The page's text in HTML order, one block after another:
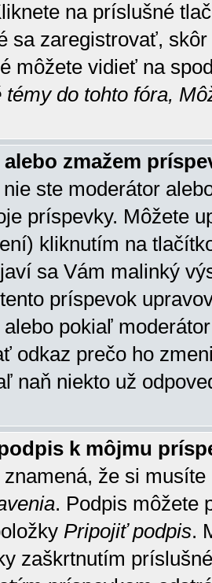
na príslušné
sa zaregistrovať,
môžete vidieť na
do tohto fóra,
zmažem
ste moderátor
príspevky. Môžete
kliknutím na
sa Vám malinký
príspevok
alebo pokiaľ
odkaz prečo ho
naň niekto už
k môjmu
že si
. Podpis môžete
Pripojiť podpis.
zaškrtnutím